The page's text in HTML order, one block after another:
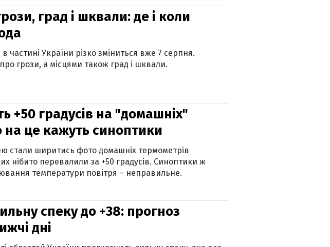
град і шквали: де і коли
частині України різко зміниться вже 7 серпня.
грози, а місцями також град і шквали.
+50 градусів на "домашніх"
це кажуть синоптики
стали ширитись фото домашніх термометрів
нібито перевалили за +50 градусів. Синоптики ж
температури повітря – неправильне.
спеку до +38: прогноз
дні